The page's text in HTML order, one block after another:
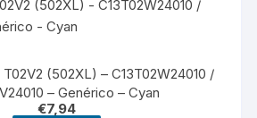
(502XL) – C13T02W24010 /
– Genérico – Cyan
€7,94